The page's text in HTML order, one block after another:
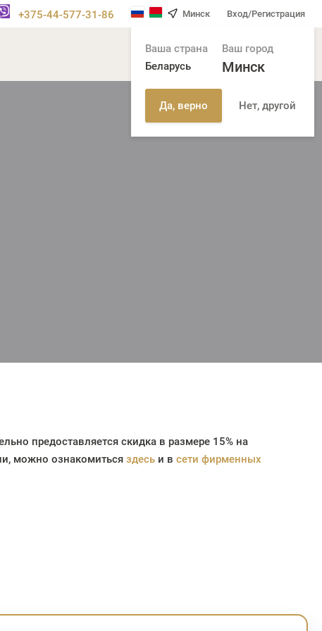
+375-44-577-31-86 Минск
Ваша страна
Беларусь
Ваш город
Минск
Да, верно Нет, другой
Вход/Регистрация
предоставляется скидка в размере 15% на
можно ознакомиться здесь и в сети фирменных